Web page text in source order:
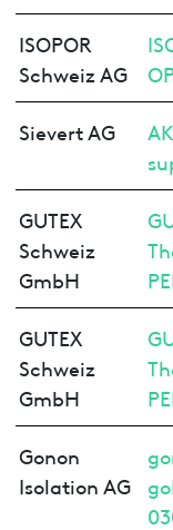
ISOPOR
Schweiz AG
Sievert AG
GUTEX
Schweiz
GmbH
GUTEX
Schweiz
GmbH
Gonon
Isolation AG